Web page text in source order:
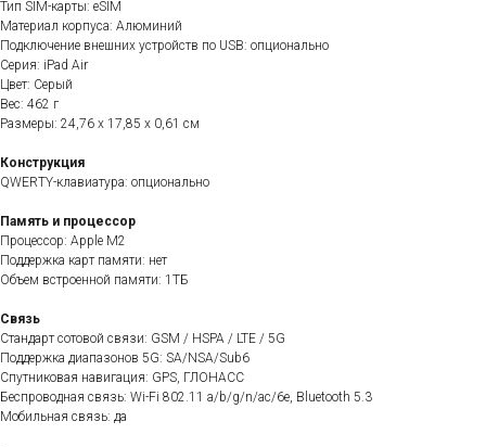
Тип SIM-карты: eSIM
Материал корпуса: Алюминий
Подключение внешних устройств по USB: опционально
Серия: iPad Air
Цвет: Серый
Вес: 462 г
Размеры: 24,76 x 17,85 x 0,61 см
Конструкция
QWERTY-клавиатура: опционально
Память и процессор
Процессор: Apple M2
Поддержка карт памяти: нет
Объем встроенной памяти: 1ТБ
Связь
Стандарт сотовой связи: GSM / HSPA / LTE / 5G
Поддержка диапазонов 5G: SA/NSA/Sub6
Спутниковая навигация: GPS, ГЛОНАСС
Беспроводная связь: Wi-Fi 802.11 a/b/g/n/ac/6e, Bluetooth 5.3
Мобильная связь: да